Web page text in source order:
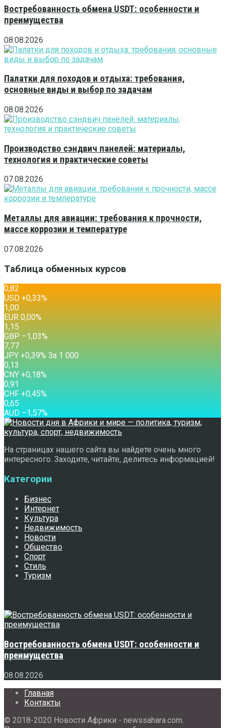
Востребованность обмена USDT: особенности и
преимущества
08.08.2026
Палатки для походов и отдыха: требования,
основные виды и выбор по задачам
08.08.2026
Производство сэндвич панелей: материалы,
технология и практические советы
07.08.2026
Металлы для авиации: требования к прочности,
массе коррозии и температуре
07.08.2026
Таблица обменных курсов
0,82
USD +0,33%
1,00
EUR 0,00%
1,15
GBP –1,03%
7,77
JPY +0,39% За 1 000
0,13
CNY +0,18%
0,91
CHF +0,45%
0,65
AUD –1,57%
На страницах нашего сайта вы найдете очень много
интересного. Заходите, читайте, делитесь информацией!
Категории
Бизнес
Интернет
Культура
Недвижимость
Новости
Общество
Спорт
Стиль
Туризм
Востребованность обмена USDT: особенности и
преимущества
08.08.2026
Главная
Контакты
© 2018-2020 Новости Африки - newssahara.com.